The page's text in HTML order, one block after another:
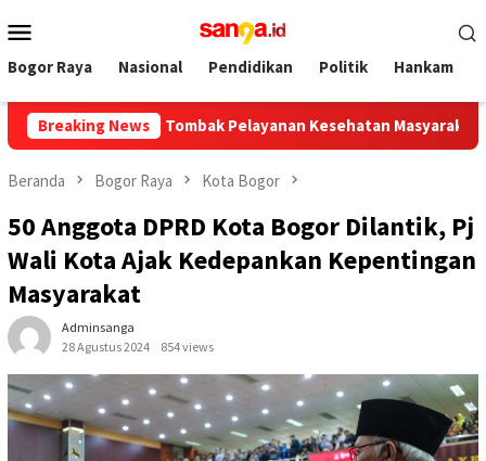
ke
kontenMobile
Bogor Raya Nasional Pendidikan Politik Hankam
Breaking News
Tombak Pelayanan Kesehatan Masyarakat
Beranda Bogor Raya Kota Bogor
50 Anggota DPRD Kota Bogor Dilantik, Pj
Wali Kota Ajak Kedepankan Kepentingan
Masyarakat
Adminsanga
28 Agustus 2024
854 views